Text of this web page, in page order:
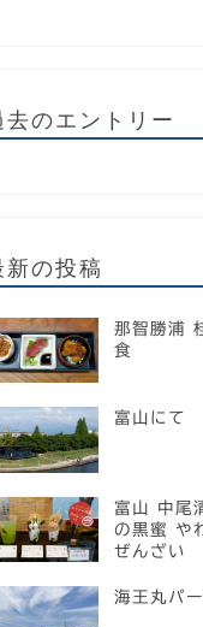
去のエントリー
新の投稿
那智勝浦
食
富山にて
富山 中尾
の黒蜜 や
ぜんざい
海王丸パ